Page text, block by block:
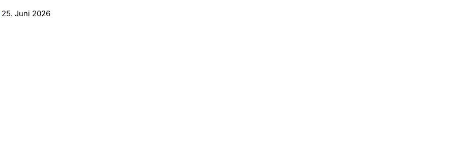
25. Juni 2026